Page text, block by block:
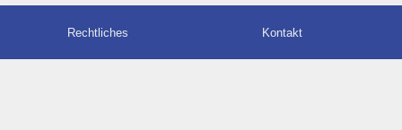
Rechtliches Kontakt